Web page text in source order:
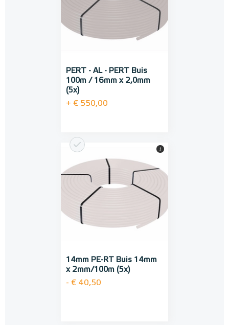
PERT - AL - PERT Buis
100m / 16mm x 2,0mm
(5x)
+ € 550,00
14mm PE-RT Buis 14mm
x 2mm/100m (5x)
- € 40,50
i